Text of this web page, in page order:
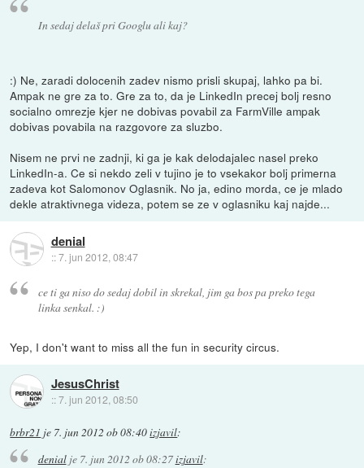
In sedaj delaš pri Googlu ali kaj?
:) Ne, zaradi dolocenih zadev nismo prisli skupaj, lahko pa bi.
Ampak ne gre za to. Gre za to, da je LinkedIn precej bolj resno
socialno omrezje kjer ne dobivas povabil za FarmVille ampak
dobivas povabila na razgovore za sluzbo.
Nisem ne prvi ne zadnji, ki ga je kak delodajalec nasel preko
LinkedIn-a. Ce si nekdo zeli v tujino je to vsekakor bolj primerna
zadeva kot Salomonov Oglasnik. No ja, edino morda, ce je mlado
dekle atraktivnega videza, potem se ze v oglasniku kaj najde...
denial
::7. jun 2012, 08:47
ce ti ga niso do sedaj dobil in skrekal, jim ga bos pa preko tega
linka senkal. :)
Yep, I don't want to miss all the fun in security circus.
JesusChrist
::7. jun 2012, 08:50
brbr21 je 7. jun 2012 ob 08:40izjavil:
denialje 7. jun 2012 ob 08:27izjavil: